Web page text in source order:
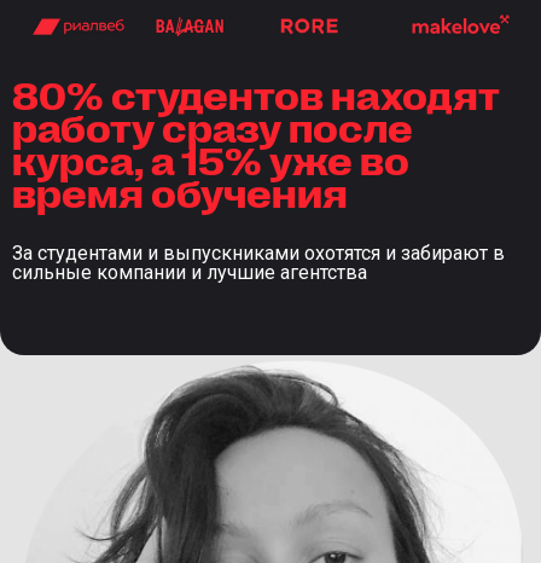
80% студентов находят
работу сразу после
курса, а 15% уже во
время обучения
За студентами и выпускниками охотятся и забирают в
сильные компании и лучшие агентства